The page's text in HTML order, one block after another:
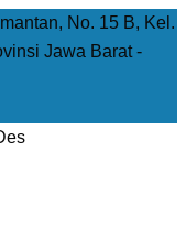
No. 15 B, Kel.
Jawa Barat -